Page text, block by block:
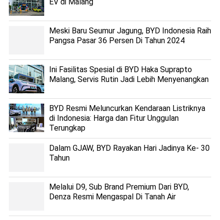
EV di Malang
Meski Baru Seumur Jagung, BYD Indonesia Raih
Pangsa Pasar 36 Persen Di Tahun 2024
Ini Fasilitas Spesial di BYD Haka Suprapto
Malang, Servis Rutin Jadi Lebih Menyenangkan
BYD Resmi Meluncurkan Kendaraan Listriknya
di Indonesia: Harga dan Fitur Unggulan
Terungkap
Dalam GJAW, BYD Rayakan Hari Jadinya Ke- 30
Tahun
Melalui D9, Sub Brand Premium Dari BYD,
Denza Resmi Mengaspal Di Tanah Air